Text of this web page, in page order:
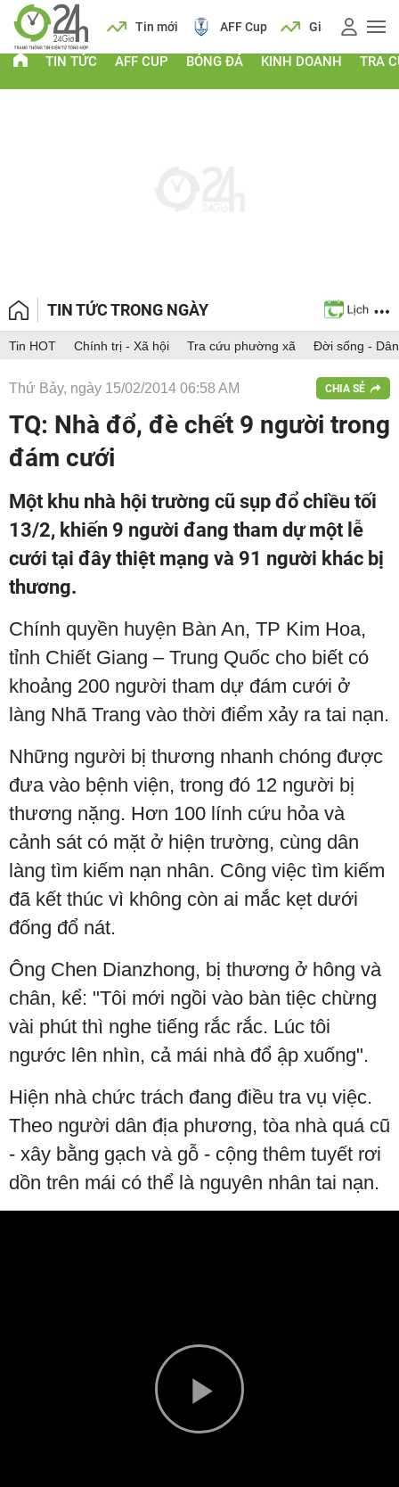
Lịch Tin mới AFF Cup Giá vàng
TIN TỨC AFF CUP BÓNG ĐÁ KINH DOANH TRA
TIN TỨC TRONG NGÀY
Tin HOT Chính trị - Xã hội Tra cứu phường xã Đời sống -
Thứ Bảy, ngày 15/02/2014 06:58 AM CHIA SẺ
TQ: Nhà đổ, đè chết 9 người trong
đám cưới
Một khu nhà hội trường cũ sụp đổ chiều tối
13/2, khiến 9 người đang tham dự một lễ
cưới tại đây thiệt mạng và 91 người khác bị
thương.
Chính quyền huyện Bàn An, TP Kim Hoa,
tỉnh Chiết Giang – Trung Quốc cho biết có
khoảng 200 người tham dự đám cưới ở
làng Nhã Trang vào thời điểm xảy ra tai nạn.
Những người bị thương nhanh chóng được
đưa vào bệnh viện, trong đó 12 người bị
thương nặng. Hơn 100 lính cứu hỏa và
cảnh sát có mặt ở hiện trường, cùng dân
làng tìm kiếm nạn nhân. Công việc tìm kiếm
đã kết thúc vì không còn ai mắc kẹt dưới
đống đổ nát.
Ông Chen Dianzhong, bị thương ở hông và
chân, kể: "Tôi mới ngồi vào bàn tiệc chừng
vài phút thì nghe tiếng rắc rắc. Lúc tôi
ngước lên nhìn, cả mái nhà đổ ập xuống".
Hiện nhà chức trách đang điều tra vụ việc.
Theo người dân địa phương, tòa nhà quá cũ
- xây bằng gạch và gỗ - cộng thêm tuyết rơi
dồn trên mái có thể là nguyên nhân tai nạn.
Play